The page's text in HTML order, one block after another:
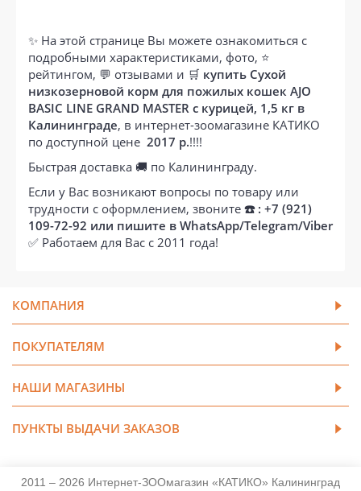
✨ На этой странице Вы можете ознакомиться с
подробными характеристиками, фото, ⭐
рейтингом, 💬 отзывами и 🛒 купить Сухой
низкозерновой корм для пожилых кошек AJO
BASIC LINE GRAND MASTER с курицей, 1,5 кг в
Калининграде, в интернет-зоомагазине КАТИКО
по доступной цене 2017 р.!!!!
Быстрая доставка 🚚 по Калининграду.
Если у Вас возникают вопросы по товару или
трудности с оформлением, звоните ☎️ : +7 (921)
109-72-92 или пишите в WhatsApp/Telegram/Viber
✅ Работаем для Вас с 2011 года!
КОМПАНИЯ
ПОКУПАТЕЛЯМ
НАШИ МАГАЗИНЫ
ПУНКТЫ ВЫДАЧИ ЗАКАЗОВ
2011 – 2026 Интернет-ЗООмагазин «КАТИКО» Калининград